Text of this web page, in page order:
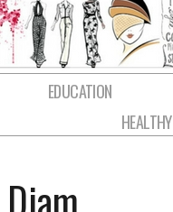
EDUCATION
HEALTHY